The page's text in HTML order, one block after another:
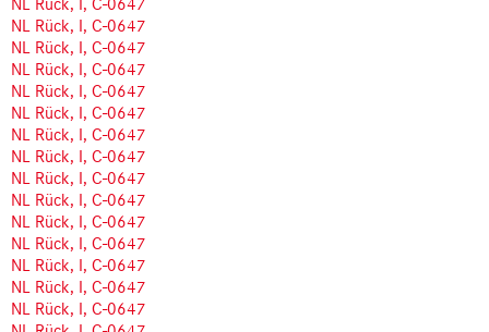
NL Rück, I, C-0647
NL Rück, I, C-0647
NL Rück, I, C-0647
NL Rück, I, C-0647
NL Rück, I, C-0647
NL Rück, I, C-0647
NL Rück, I, C-0647
NL Rück, I, C-0647
NL Rück, I, C-0647
NL Rück, I, C-0647
NL Rück, I, C-0647
NL Rück, I, C-0647
NL Rück, I, C-0647
NL Rück, I, C-0647